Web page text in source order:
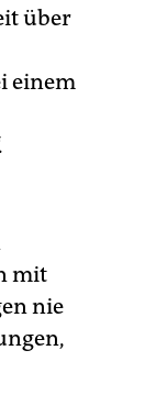
über
einem
mit
nie